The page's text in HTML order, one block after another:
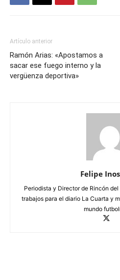
Artículo anterior
Ramón Arias: «Apostamos a
sacar ese fuego interno y la
vergüenza deportiva»
Felipe
Periodista y Director de Rincón
trabajos para el diario La Cuarta y
mundo